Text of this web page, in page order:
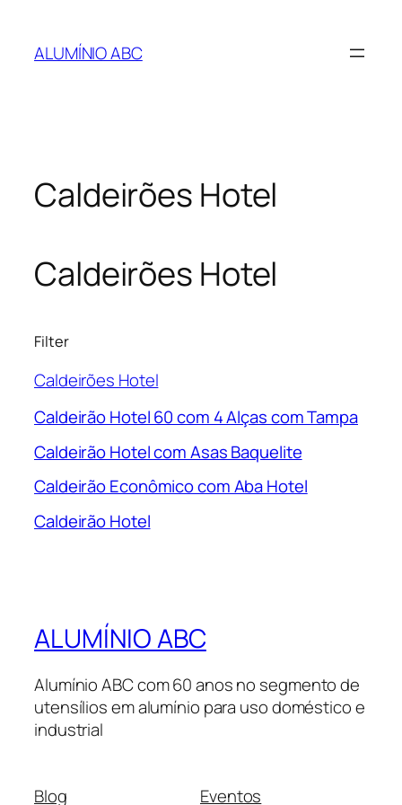
ALUMÍNIO ABC
Caldeirões Hotel
Caldeirões Hotel
Filter
Caldeirões Hotel
Caldeirão Hotel 60 com 4 Alças com Tampa
Caldeirão Hotel com Asas Baquelite
Caldeirão Econômico com Aba Hotel
Caldeirão Hotel
ALUMÍNIO ABC
Alumínio ABC com 60 anos no segmento de
utensílios em alumínio para uso doméstico e
industrial
Blog Eventos